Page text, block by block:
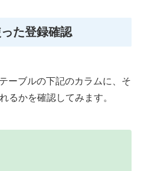
た登録確認
ーブルの下記のカラムに、そ
るかを確認してみます。